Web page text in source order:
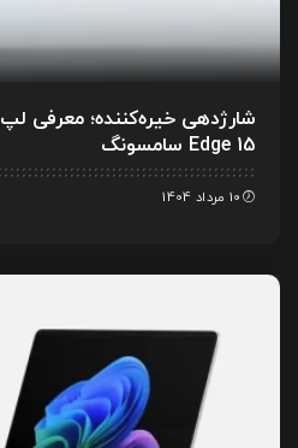
Edge 15 سامسونگ
10 مرداد 1404